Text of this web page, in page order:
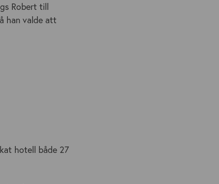
Robert till
han valde att
hotell både 27